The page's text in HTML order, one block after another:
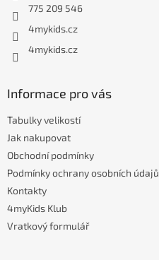
775 209 546
4mykids.cz
4mykids.cz
Informace pro vás
Tabulky velikostí
Jak nakupovat
Obchodní podmínky
Podmínky ochrany osobních údajů
Kontakty
4myKids Klub
Vratkový formulář